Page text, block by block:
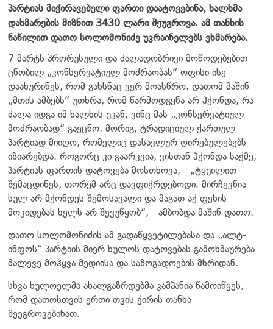
პარტიას მიქირავებული ფართი დაატოვებინა, ხალხმა
დახმარების მიზნით 3430 ლარი შეუგროვა. ამ თანხის
ნაწილით დათო სოლომონიძე უკრაინელებს ეხმარება.
7 მარტს პრორუსული და ძალადობრივი მოწოდებებით
ცნობილ „კონსერვატიულ მოძრაობას“ ოფისი ისე
დაახურინეს, რომ გახსნაც ვერ მოასწრო. დათომ მაშინ
„მთის ამბებს“ უთხრა, რომ წარმოდგენა არ ჰქონდა, რა
ძალა იდგა იმ ხალხის უკან, ვინც მას „კონსერვატიულ
მოძრაობად“ გაეცნო. მორიგ, ტრადიციულ ქართულ
პარტიად მიიღო, რომელიც დასავლურ ღირებულებებს
იზიარებდა. როგორც კი გაარკვია, ვისთან ჰქონდა საქმე,
პარტიას ფართის დატოვება მოსთხოვა, - „ტყუილით
შემაცდინეს, თორემ არც დავფიქრდებოდი. მირჩევნია
სულ არ მქონდეს შემოსავალი და მაგათ აქ ფეხის
მოკიდებას ხელს არ შევუწყობ“, - ამბობდა მაშინ დათო.
დათო სოლომონიძის ამ გადაწყვეტილებასა და „ალტ-
ინფოს“ პარტიის მიერ ხულოს დატოვებას გამოხმაურება
მალევე მოჰყვა მედიისა და საზოგადოების მხრიდან.
სხვა ხულოელმა ახალგაზრდებმა კამპანია წამოიწყეს,
რომ დათოსთვის ერთი თვის ქირის თანხა
შეეგროვებინათ.